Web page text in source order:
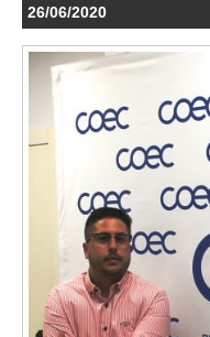
26/06/2020